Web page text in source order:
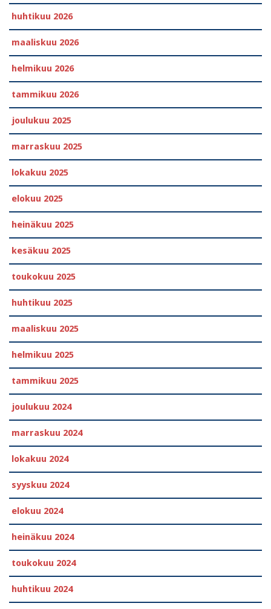
huhtikuu 2026
maaliskuu 2026
helmikuu 2026
tammikuu 2026
joulukuu 2025
marraskuu 2025
lokakuu 2025
elokuu 2025
heinäkuu 2025
kesäkuu 2025
toukokuu 2025
huhtikuu 2025
maaliskuu 2025
helmikuu 2025
tammikuu 2025
joulukuu 2024
marraskuu 2024
lokakuu 2024
syyskuu 2024
elokuu 2024
heinäkuu 2024
toukokuu 2024
huhtikuu 2024